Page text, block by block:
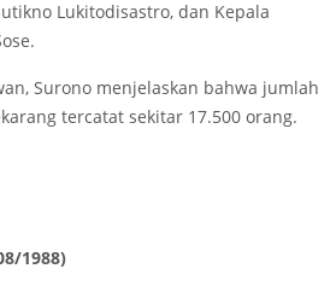
Lukitodisastro, dan Kepala
Surono menjelaskan bahwa jumlah
tercatat sekitar 17.500 orang.
1988)